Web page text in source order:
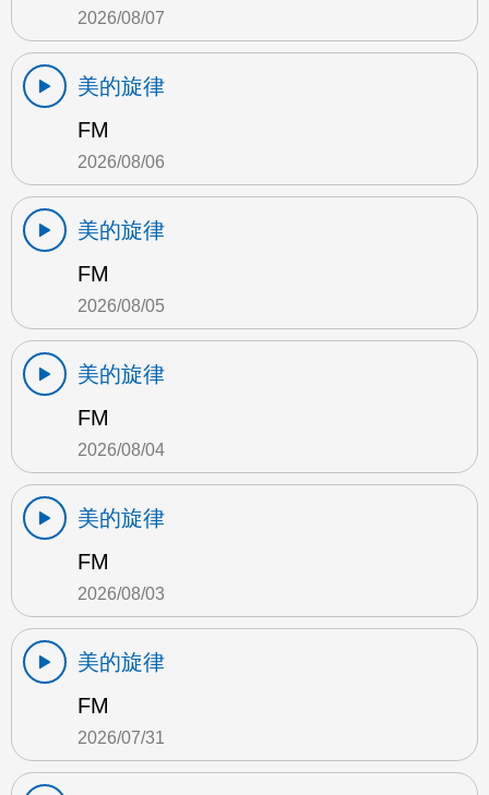
2026/08/07
美的旋律
FM
2026/08/06
美的旋律
FM
2026/08/05
美的旋律
FM
2026/08/04
美的旋律
FM
2026/08/03
美的旋律
FM
2026/07/31